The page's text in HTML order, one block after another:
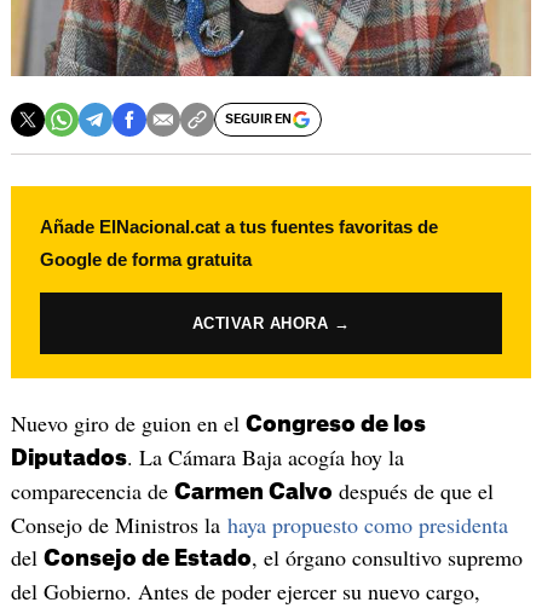
SEGUIR EN
Añade ElNacional.cat a tus fuentes favoritas de
Google de forma gratuita
ACTIVAR AHORA →
Nuevo giro de guion en el Congreso de los
Diputados. La Cámara Baja acogía hoy la
comparecencia de Carmen Calvo después de que el
Consejo de Ministros la haya propuesto como presidenta
del Consejo de Estado, el órgano consultivo supremo
del Gobierno. Antes de poder ejercer su nuevo cargo,